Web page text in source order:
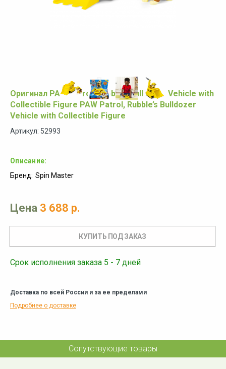
Оригинал PAW Patrol, Rubble’s Bulldozer Vehicle with
Collectible Figure PAW Patrol, Rubble’s Bulldozer
Vehicle with Collectible Figure
Артикул: 52993
Описание:
Бренд: Spin Master
Цена 3 688 р.
Срок исполнения заказа 5 - 7 дней
Доставка по всей России и за ее пределами
Подробнее о доставке
Сопутствующие товары